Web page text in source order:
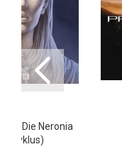
13: Die Neronia
Zyklus)